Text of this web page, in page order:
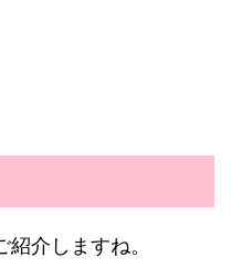
介しますね。